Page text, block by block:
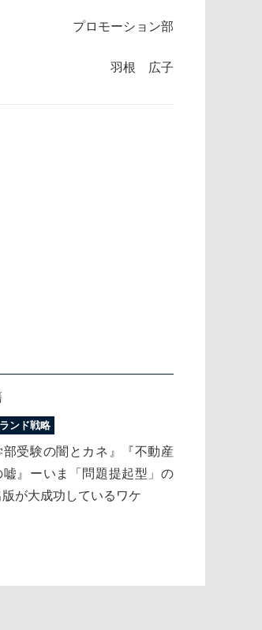
プロモーション部
羽根 広子
ンド戦略
部受験の闇とカネ』『不動産
嘘』ーいま「問題提起型」の
が大成功しているワケ